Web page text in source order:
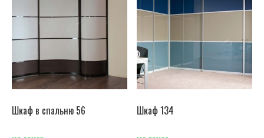
Шкаф в спальню 56 Шкаф 134